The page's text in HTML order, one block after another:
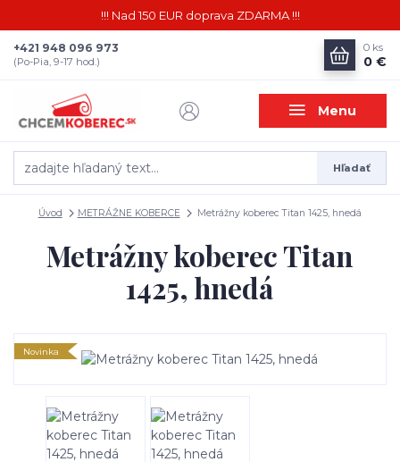
!!! Nad 150 EUR doprava ZDARMA !!!
Menu
Hľadať
+421 948 096 973
(Po-Pia, 9-17 hod.)
0 ks
0 €
Úvod METRÁŽNE KOBERCE Metrážny koberec Titan 1425, hnedá
Metrážny koberec Titan
1425, hnedá
Novinka